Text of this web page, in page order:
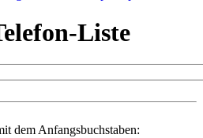
Liste
dem Anfangsbuchstaben: